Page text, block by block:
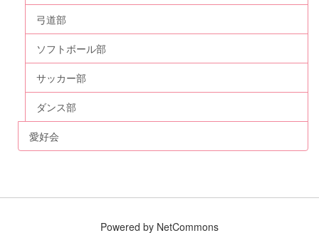
弓道部
ソフトボール部
サッカー部
ダンス部
愛好会
Powered by NetCommons